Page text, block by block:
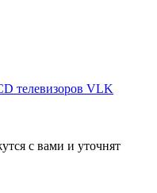
телевизоров VLK
с вами и уточнят